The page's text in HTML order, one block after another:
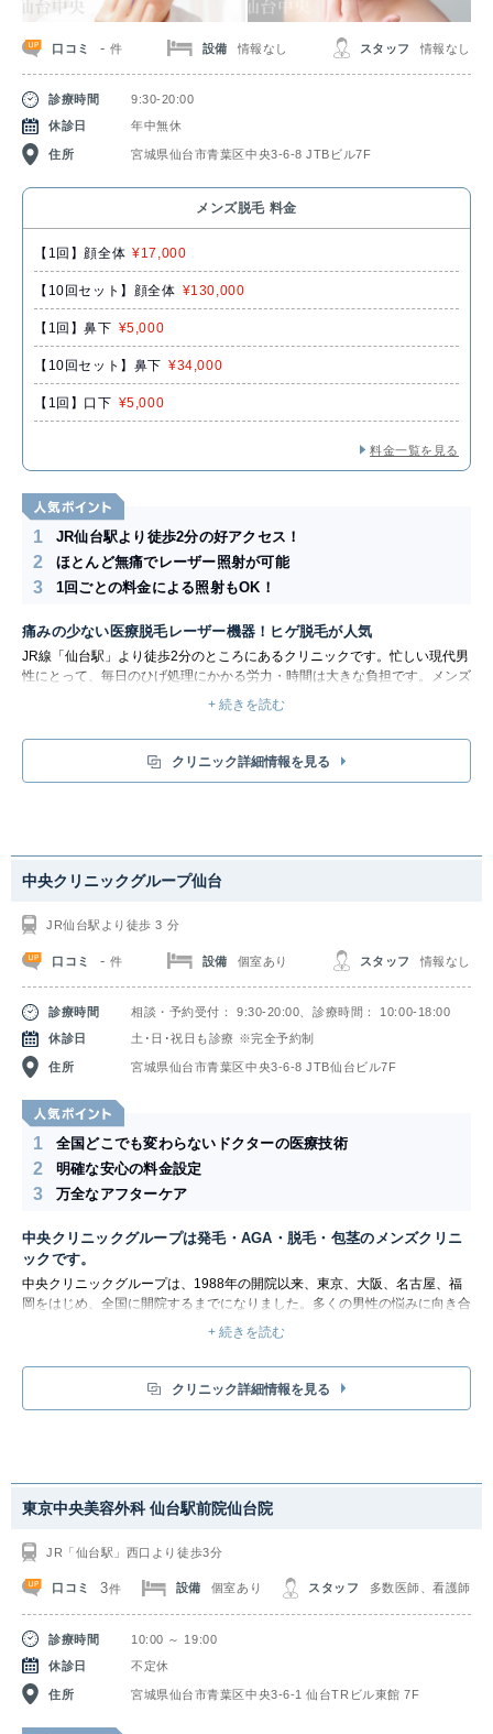
口コミ -件 設備 情報なし スタッフ 情報なし
診療時間
9:30-20:00
休診日
年中無休
住所 宮城県仙台市青葉区中央3-6-8 JTBビル7F
メンズ脱毛 料金
【1回】顔全体 ¥17,000
【10回セット】顔全体 ¥130,000
【1回】鼻下 ¥5,000
【10回セット】鼻下 ¥34,000
【1回】口下 ¥5,000
料金一覧を見る
1 JR仙台駅より徒歩2分の好アクセス！
2 ほとんど無痛でレーザー照射が可能
3 1回ごとの料金による照射もOK！
痛みの少ない医療脱毛レーザー機器！ヒゲ脱毛が人気
JR線「仙台駅」より徒歩2分のところにあるクリニックです。忙しい現代男
性にとって、毎日のひげ処理にかかる労力・時間は大きな負担です。メンズ
ひげ脱毛を行うことにより、その後はひげ処理のわずらわしさに悩まされる
ことがなくなります。個人差はありますが数回程度のひげ脱毛で、ひげ剃り
見た目も若々しくなります。
感覚が無くなりますので、痛みを感じなくなった状態で照射が受けられま
す。更に痛みに弱い方は、独自に開発した麻酔クリームや、無痛麻酔を併用
することもあります。ほとんど無痛でレーザー照射が受けられます。
+ 続きを読む
クリニック詳細情報を見る
中央クリニックグループ仙台
JR仙台駅より徒歩 3 分
口コミ -件 設備 個室あり スタッフ 情報なし
診療時間
相談・予約受付： 9:30-20:00、診療時間： 10:00-18:00
休診日
土･日･祝日も診療 ※完全予約制
住所 宮城県仙台市青葉区中央3-6-8 JTB仙台ビル7F
1 全国どこでも変わらないドクターの医療技術
2 明確な安心の料金設定
3 万全なアフターケア
中央クリニックグループは発毛・AGA・脱毛・包茎のメンズクリニ
ックです。
中央クリニックグループは、1988年の開院以来、東京、大阪、名古屋、福
岡をはじめ、全国に開院するまでになりました。多くの男性の悩みに向き合
ってきた経験豊富な美容外科医達が在籍しています。
発毛・AGA・脱毛・包茎のメンズクリニック「中央クリニック」が医療機
性同一性障害・お肌のお悩みなど、一人ひとりの症状にあった方法で解決い
+ 続きを読む
クリニック詳細情報を見る
東京中央美容外科 仙台駅前院仙台院
JR「仙台駅」西口より徒歩3分
口コミ 3件 設備 個室あり スタッフ 多数医師、看護師
診療時間
10:00 ～ 19:00
休診日
不定休
住所 宮城県仙台市青葉区中央3-6-1 仙台TRビル東館 7F